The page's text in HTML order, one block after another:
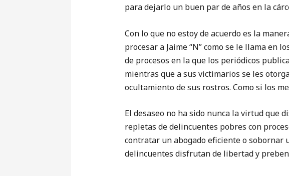
para dejarlo un buen par de años en la
Con lo que no estoy de acuerdo es la
procesar a Jaime “N” como se le llama en
de procesos en la que los periódicos
mientras que a sus victimarios se les
ocultamiento de sus rostros. Como si los
El desaseo no ha sido nunca la virtud que
repletas de delincuentes pobres con
contratar un abogado eficiente o sobornar
delincuentes disfrutan de libertad y